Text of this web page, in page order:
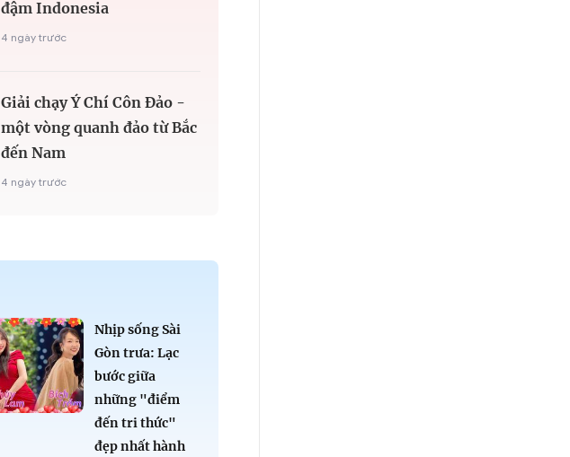
đậm Indonesia
4 ngày trước
Giải chạy Ý Chí Côn Đảo -
một vòng quanh đảo từ Bắc
đến Nam
4 ngày trước
Nhịp sống Sài
Gòn trưa: Lạc
bước giữa
những "điểm
đến tri thức"
đẹp nhất hành